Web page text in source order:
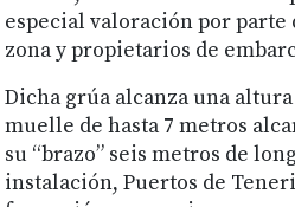
especial valoración por parte
zona y propietarios de
Dicha grúa alcanza una
muelle de hasta 7 metros
su “brazo” seis metros de
instalación, Puertos de